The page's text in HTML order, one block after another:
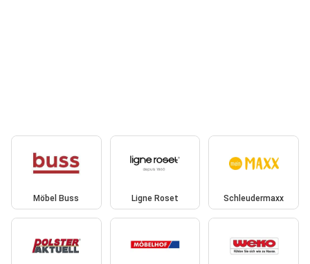
Möbel Buss Ligne Roset Schleudermaxx